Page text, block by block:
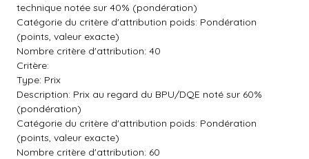
technique notée sur 40% (pondération)
Catégorie du critère d'attribution poids: Pondération
(points, valeur exacte)
Nombre critère d'attribution: 40
Critère:
Type: Prix
Description: Prix au regard du BPU/DQE noté sur 60%
(pondération)
Catégorie du critère d'attribution poids: Pondération
(points, valeur exacte)
Nombre critère d'attribution: 60